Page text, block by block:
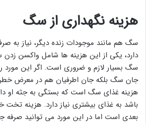
هزینه نگهداری از سگ
سگ هم مانند موجودات زنده دیگر، نیاز به
دارد، یکی از این هزینه ها شامل واکسن
سگ بسیار لازم و ضروری است. اگر این مورد را
جان سگ بلکه جان اطرفیان هم در معرض
هزینه غذای سگ است که بستگی به جثه او
باشد به غذای بیشتری نیاز دارد. هزینه
بعدی است اما در این مورد می توانید صرفه